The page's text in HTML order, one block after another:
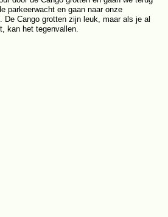
parkeerwacht en gaan naar onze
De Cango grotten zijn leuk, maar als je al
kan het tegenvallen.